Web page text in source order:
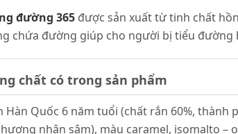
đường 365 được sản xuất từ tinh chất
chứa đường giúp cho người bị tiểu đường
chất có trong sản phẩm
Hàn Quốc 6 năm tuổi (chất rắn 60%,
nhân sâm), màu caramel, isomalto –